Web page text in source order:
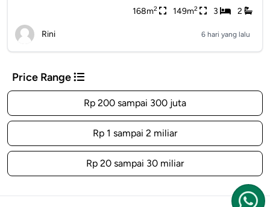
168m2 149m2 3 2
Rini 6 hari yang lalu
Price Range
Rp 200 sampai 300 juta
Rp 1 sampai 2 miliar
Rp 20 sampai 30 miliar